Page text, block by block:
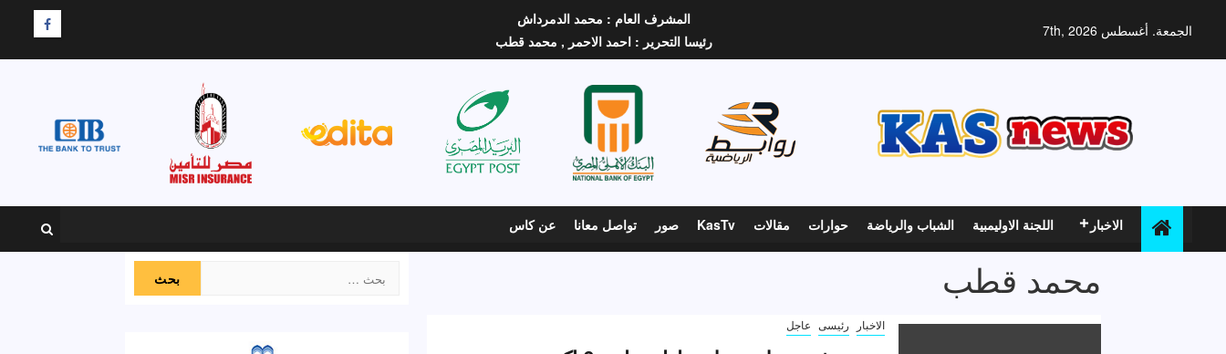
الجمعة. أغسطس 7th, 2026
المشرف العام : محمد الدمرداش
رئيسا التحرير : احمد الاحمر , محمد قطب
F
الاخبار اللجنة الاوليمبية الشباب والرياضة حوارات مقالات KasTv صور تواصل معانا عن كاس
محمد قطب
الاخبار رئيسى عاجل
عن: